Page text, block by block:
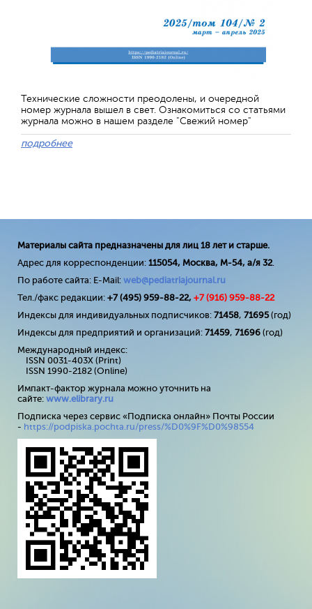
Технические сложности преодолены, и очередной
номер журнала вышел в свет. Ознакомиться со статьями
журнала можно в нашем разделе "Свежий номер"
подробнее
Материалы сайта предназначены для лиц 18 лет и старше.
Адрес для корреспонденции: 115054, Москва, М-54, а/я 32.
По работе сайта: E-Mail: web@pediatriajournal.ru
Тел./факс редакции: +7 (495) 959-88-22, +7 (916) 959-88-22
Индексы для индивидуальных подписчиков: 71458, 71695(год)
Индексы для предприятий и организаций: 71459, 71696 (год)
Международный индекс:
ISSN 0031-403X (Print)
ISSN 1990-2182 (Online)
Импакт-фактор журнала можно уточнить на
сайте: www.elibrary.ru
Подписка через сервис «Подписка онлайн» Почты России
- https://podpiska.pochta.ru/press/%D0%9F%D0%98554